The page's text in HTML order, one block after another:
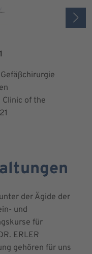
of the
der Ägide der
und
für
ERLER
gehören für uns